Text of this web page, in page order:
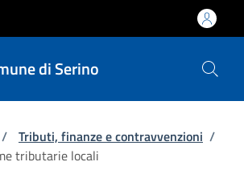
di Serino
pane
/ Tributi, finanze e contravvenzioni /
tributarie locali